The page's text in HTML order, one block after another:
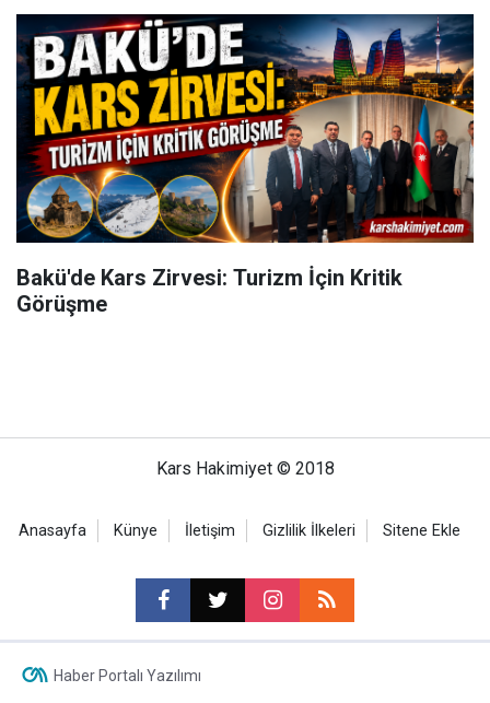
Bakü'de Kars Zirvesi: Turizm İçin Kritik
Görüşme
Kars Hakimiyet © 2018
Anasayfa Künye İletişim Gizlilik İlkeleri Sitene Ekle
Haber Portalı Yazılımı